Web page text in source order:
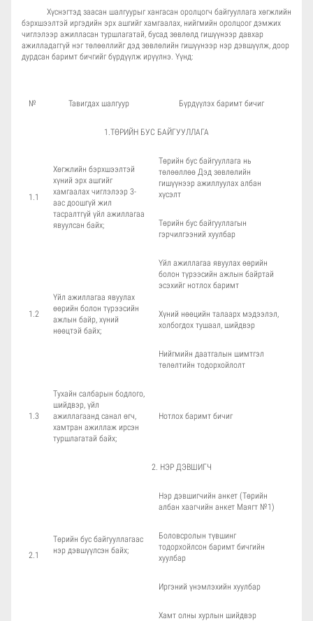
Хүснэгтэд заасан шалгуурыг хангасан оролцогч байгууллага хөгжлийн
бэрхшээлтэй иргэдийн эрх ашгийг хамгаалах, нийгмийн оролцоог дэмжих
чиглэлээр ажилласан туршлагатай, бусад зөвлөлд гишүүнээр давхар
ажилладаггүй нэг төлөөллийг дэд зөвлөлийн гишүүнээр нэр дэвшүүлж, доор
дурдсан баримт бичгийг бүрдүүлж ирүүлнэ. Үүнд:
№ Тавигдах шалгуур Бүрдүүлэх баримт бичиг
1.ТӨРИЙН БУС БАЙГУУЛЛАГА
1.1
Хөгжлийн бэрхшээлтэй
хүний эрх ашгийг
хамгаалах чиглэлээр 3-
аас доошгүй жил
тасралтгүй үйл ажиллагаа
явуулсан байх;
Төрийн бус байгууллага нь
төлөөллөө Дэд зөвлөлийн
гишүүнээр ажиллуулах албан
хүсэлт
Төрийн бус байгууллагын
гэрчилгээний хуулбар
1.2
Үйл ажиллагаа явуулах
өөрийн болон түрээсийн
ажлын байр, хүний
нөөцтэй байх;
Үйл ажиллагаа явуулах өөрийн
болон түрээсийн ажлын байртай
эсэхийг нотлох баримт
Хүний нөөцийн талаарх мэдээлэл,
холбогдох тушаал, шийдвэр
Нийгмийн даатгалын шимтгэл
төлөлтийн тодорхойлолт
1.3
Тухайн салбарын бодлого,
шийдвэр, үйл
ажиллагаанд санал өгч,
хамтран ажиллаж ирсэн
туршлагатай байх;
Нотлох баримт бичиг
2. НЭР ДЭВШИГЧ
2.1
Төрийн бус байгууллагаас
нэр дэвшүүлсэн байх;
Нэр дэвшигчийн анкет (Төрийн
албан хаагчийн анкет Маягт №1)
Боловсролын түвшинг
тодорхойлсон баримт бичгийн
хуулбар
Иргэний үнэмлэхийн хуулбар
Хамт олны хурлын шийдвэр